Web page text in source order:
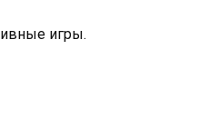
игры.